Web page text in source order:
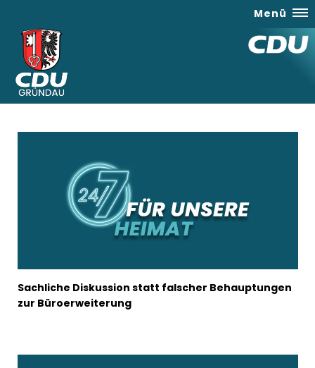
Menü
Sachliche Diskussion statt falscher Behauptungen
zur Büroerweiterung